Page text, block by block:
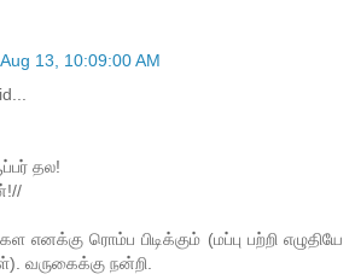
13, 10:09:00 AM
தல!
எனக்கு ரொம்ப பிடிக்கும் (மப்பு பற்றி எழுதியே
வருகைக்கு நன்றி.